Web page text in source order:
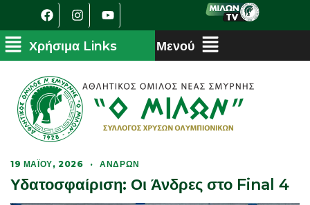
19 ΜΑΪ́ΟΥ, 2026 · ΑΝΔΡΏΝ
Υδατοσφαίριση: Οι Άνδρες στο Final 4